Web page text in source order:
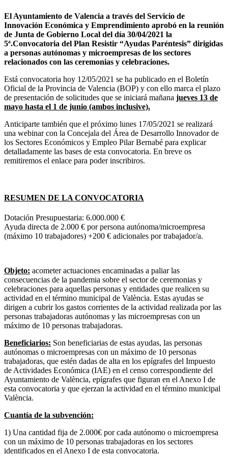
El Ayuntamiento de Valencia a través del Servicio de
Innovación Económica y Emprendimiento aprobó en la reunión
de Junta de Gobierno Local del día 30/04/2021 la
5ª.Convocatoria del Plan Resistir “Ayudas Paréntesis” dirigidas
a personas autónomas y microempresas de los sectores
relacionados con las ceremonias y celebraciones.
Está convocatoria hoy 12/05/2021 se ha publicado en el Boletín
Oficial de la Provincia de Valencia (BOP) y con ello marca el plazo
de presentación de solicitudes que se iniciará mañana jueves 13 de
mayo hasta el 1 de junio (ambos inclusive).
Anticiparte también que el próximo lunes 17/05/2021 se realizará
una webinar con la Concejala del Área de Desarrollo Innovador de
los Sectores Económicos y Empleo Pilar Bernabé para explicar
detalladamente las bases de esta convocatoria. En breve os
remitiremos el enlace para poder inscribiros.
RESUMEN DE LA CONVOCATORIA
Dotación Presupuestaria: 6.000.000 €
Ayuda directa de 2.000 € por persona autónoma/microempresa
(máximo 10 trabajadores) +200 € adicionales por trabajador/a.
Objeto: acometer actuaciones encaminadas a paliar las
consecuencias de la pandemia sobre el sector de ceremonias y
celebraciones para aquellas personas y entidades que realicen su
actividad en el término municipal de València. Estas ayudas se
dirigen a cubrir los gastos corrientes de la actividad realizada por las
personas trabajadoras autónomas y las microempresas con un
máximo de 10 personas trabajadoras.
Beneficiarios: Son beneficiarias de estas ayudas, las personas
autónomas o microempresas con un máximo de 10 personas
trabajadoras, que estén dadas de alta en los epígrafes del Impuesto
de Actividades Económica (IAE) en el censo correspondiente del
Ayuntamiento de València, epígrafes que figuran en el Anexo I de
esta convocatoria y que ejerzan la actividad en el término municipal
València.
Cuantía de la subvención:
1) Una cantidad fija de 2.000€ por cada autónomo o microempresa
con un máximo de 10 personas trabajadoras en los sectores
identificados en el Anexo I de esta convocatoria.